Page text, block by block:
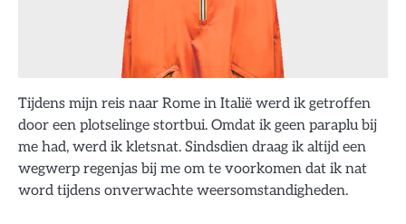
Tijdens mijn reis naar Rome in Italië werd ik getroffen
door een plotselinge stortbui. Omdat ik geen paraplu bij
me had, werd ik kletsnat. Sindsdien draag ik altijd een
wegwerp regenjas bij me om te voorkomen dat ik nat
word tijdens onverwachte weersomstandigheden.